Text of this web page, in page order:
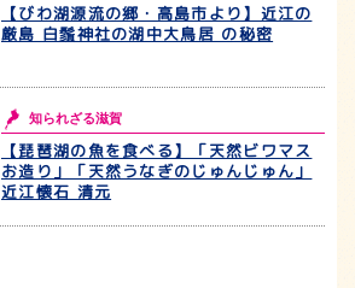
【びわ湖源流の郷・高島市より】近江の
厳島 白鬚神社の湖中大鳥居 の秘密
知られざる滋賀
【琵琶湖の魚を食べる】「天然ビワマス
お造り」「天然うなぎのじゅんじゅん」
近江懐石 清元